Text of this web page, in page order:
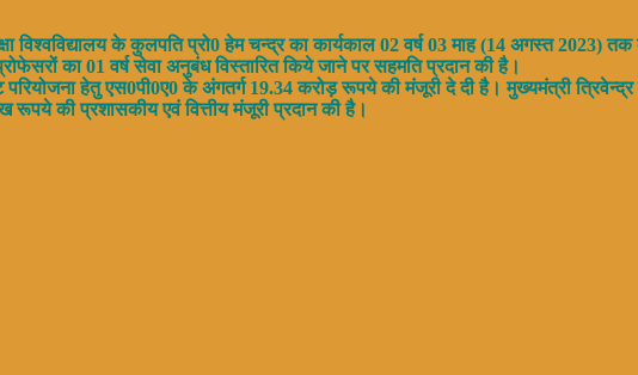
विश्वविद्यालय के कुलपति प्रो0 हेम चन्द्र का कार्यकाल 02 वर्ष 03 माह (14 अगस्त 2023)
का 01 वर्ष सेवा अनुबंध विस्तारित किये जाने पर सहमति प्रदान की है।
हेतु एस0पी0ए0 के अंगतर्ग 19.34 करोड़ रूपये की मंजूरी दे दी है। मुख्यमंत्री
की प्रशासकीय एवं वित्तीय मंजूरी प्रदान की है।